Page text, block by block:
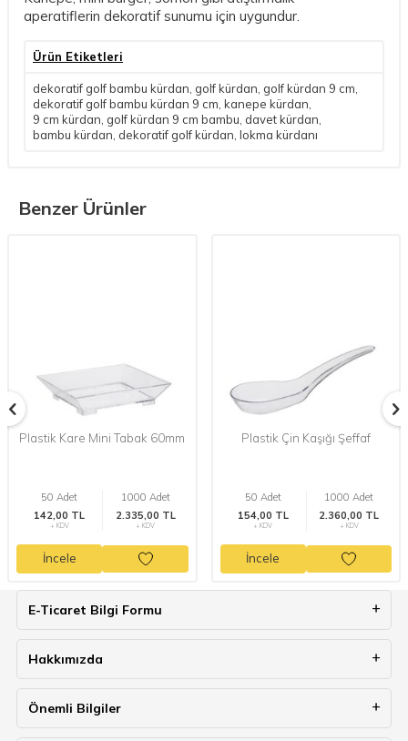
aperatiflerin dekoratif sunumu için uygundur.
Ürün Etiketleri
dekoratif golf bambu kürdan, golf kürdan, golf kürdan 9 cm,
dekoratif golf bambu kürdan 9 cm, kanepe kürdan,
9 cm kürdan, golf kürdan 9 cm bambu, davet kürdan,
bambu kürdan, dekoratif golf kürdan, lokma kürdanı
Benzer Ürünler
Plastik Kare Mini Tabak 60mm
50 Adet
142,00 TL
+ KDV
1000 Adet
2.335,00 TL
+ KDV
İncele
Plastik Çin Kaşığı Şeffaf
50 Adet
154,00 TL
+ KDV
1000 Adet
2.360,00 TL
+ KDV
İncele
E-Ticaret Bilgi Formu
Hakkımızda
Önemli Bilgiler